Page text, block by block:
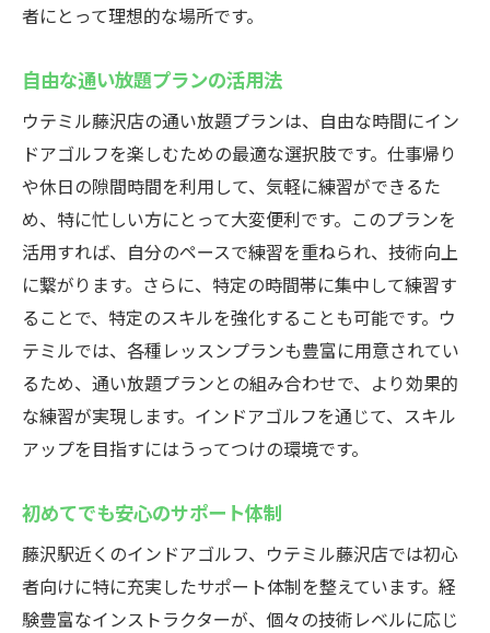
者にとって理想的な場所です。
自由な通い放題プランの活用法
ウテミル藤沢店の通い放題プランは、自由な時間にイン
ドアゴルフを楽しむための最適な選択肢です。仕事帰り
や休日の隙間時間を利用して、気軽に練習ができるた
め、特に忙しい方にとって大変便利です。このプランを
活用すれば、自分のペースで練習を重ねられ、技術向上
に繋がります。さらに、特定の時間帯に集中して練習す
ることで、特定のスキルを強化することも可能です。ウ
テミルでは、各種レッスンプランも豊富に用意されてい
るため、通い放題プランとの組み合わせで、より効果的
な練習が実現します。インドアゴルフを通じて、スキル
アップを目指すにはうってつけの環境です。
初めてでも安心のサポート体制
藤沢駅近くのインドアゴルフ、ウテミル藤沢店では初心
者向けに特に充実したサポート体制を整えています。経
験豊富なインストラクターが、個々の技術レベルに応じ